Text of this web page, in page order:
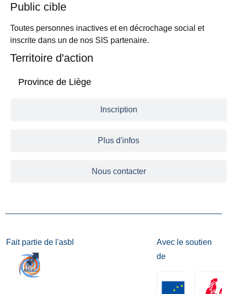
Inscription
Plus d'infos
Nous contacter
Public cible
Toutes personnes inactives et en décrochage social et
inscrite dans un de nos SIS partenaire.
Territoire d'action
Province de Liège
Fait partie de l'asbl
Avec le soutien
de